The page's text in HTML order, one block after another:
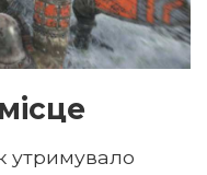
утримувало